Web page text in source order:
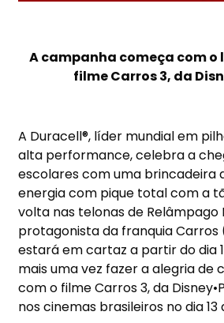
A campanha começa com
filme Carros 3, da
A Duracell®, líder mundial em
alta performance, celebra a
escolares com uma brincadeira
energia com pique total com a
volta nas telonas de Relâmpago
protagonista da franquia Carros
estará em cartaz a partir do dia
mais uma vez fazer a alegria de
com o filme Carros 3, da
nos cinemas brasileiros no dia 13